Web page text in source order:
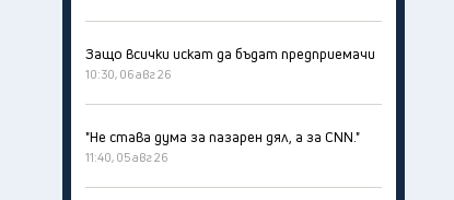
Защо всички искат да бъдат предприемачи
10:30, 06 авг 26
"Не става дума за пазарен дял, а за CNN."
11:40, 05 авг 26